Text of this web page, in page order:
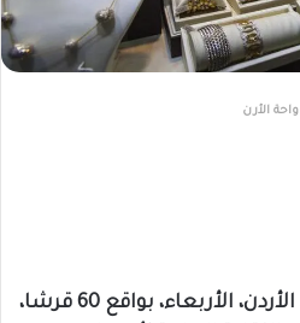
واحة الأرن
ارتفعت أسعار الذهب في الأردن، الأربعاء، بواقع 60 قرشا،